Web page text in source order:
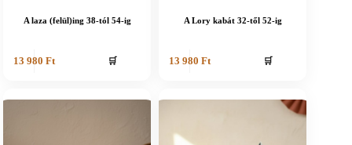
A laza (felül)ing 38-tól 54-ig
13 980 Ft 🛒
A Lory kabát 32-től 52-ig
13 980 Ft 🛒